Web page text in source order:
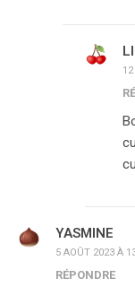
YASMINE
5 AOÛT 2023 À
RÉPONDRE